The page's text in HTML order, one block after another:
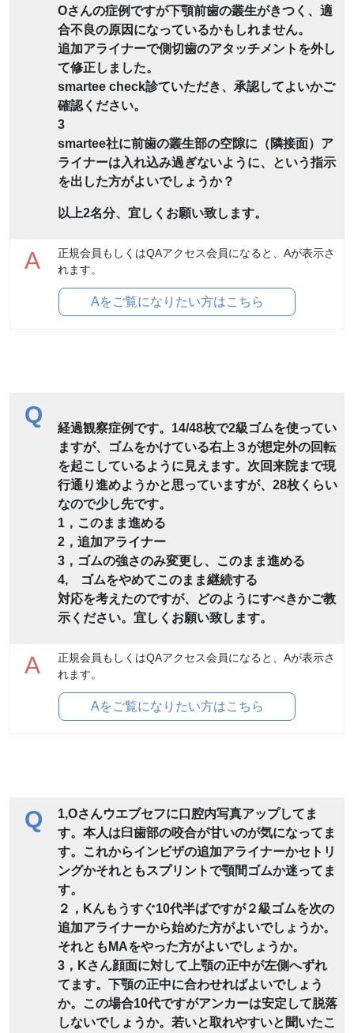
Oさんの症例ですが下顎前歯の叢生がきつく、適
合不良の原因になっているかもしれません。
追加アライナーで側切歯のアタッチメントを外し
て修正しました。
smartee check診ていただき、承認してよいかご
確認ください。
3
smartee社に前歯の叢生部の空隙に（隣接面）ア
ライナーは入れ込み過ぎないように、という指示
を出した方がよいでしょうか？
以上2名分、宜しくお願い致します。
A
正規会員もしくはQAアクセス会員になると、Aが表示さ
れます。
Aをご覧になりたい方はこちら
Q
経過観察症例です。14/48枚で2級ゴムを使ってい
ますが、ゴムをかけている右上３が想定外の回転
を起こしているように見えます。次回来院まで現
行通り進めようかと思っていますが、28枚くらい
なので少し先です。
1，このまま進める
2，追加アライナー
3，ゴムの強さのみ変更し、このまま進める
4, ゴムをやめてこのまま継続する
対応を考えたのですが、どのようにすべきかご教
示ください。宜しくお願い致します。
A
正規会員もしくはQAアクセス会員になると、Aが表示さ
れます。
Aをご覧になりたい方はこちら
Q
1,Oさんウエブセフに口腔内写真アップしてま
す。本人は臼歯部の咬合が甘いのが気になってま
す。これからインビザの追加アライナーかセトリ
ングかそれともスプリントで顎間ゴムか迷ってま
す。
２，Kんもうすぐ10代半ばですが２級ゴムを次の
追加アライナーから始めた方がよいでしょうか。
それともMAをやった方がよいでしょうか。
3，Kさん顔面に対して上顎の正中が左側へずれ
てます。下顎の正中に合わせればよいでしょう
か。この場合10代ですがアンカーは安定して脱落
しないでしょうか。若いと取れやすいと聞いたこ